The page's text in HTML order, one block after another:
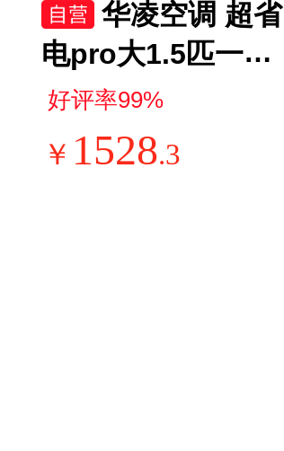
￥ 1528.3
华凌空调 超省
电pro大1.5匹一级
能效 外机单排铜管
变频家用挂机 换新
补贴 KFR-35GW/N
好评率99%